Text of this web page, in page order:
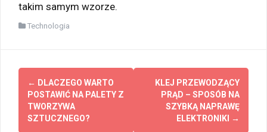
takim samym wzorze.
Technologia
Zobacz
wpisy
← DLACZEGO WARTO
POSTAWIĆ NA PALETY Z
TWORZYWA
SZTUCZNEGO?
KLEJ PRZEWODZĄCY
PRĄD – SPOSÓB NA
SZYBKĄ NAPRAWĘ
ELEKTRONIKI
→